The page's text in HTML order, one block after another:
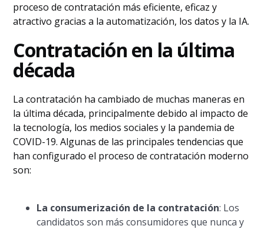
El futuro de la contratación: Tendencias
en la contratación
Conclusión
proceso de contratación más eficiente, eficaz y
atractivo gracias a la automatización, los datos y la IA.
Contratación en la última
década
La contratación ha cambiado de muchas maneras en
la última década, principalmente debido al impacto de
la tecnología, los medios sociales y la pandemia de
COVID-19. Algunas de las principales tendencias que
han configurado el proceso de contratación moderno
son:
La consumerización de la contratación: Los
candidatos son más consumidores que nunca y